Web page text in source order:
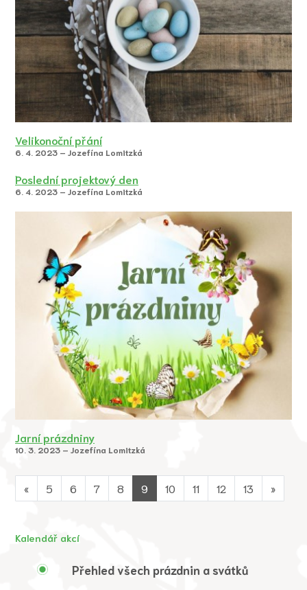
Velikonoční přání
6. 4. 2023 – Jozefína Lomitzká
Poslední projektový den
6. 4. 2023 – Jozefína Lomitzká
Jarní prázdniny
10. 3. 2023 – Jozefína Lomitzká
« 5 6 7 8 9 10 11 12 13 »
Kalendář akcí
Přehled všech prázdnin a svátků